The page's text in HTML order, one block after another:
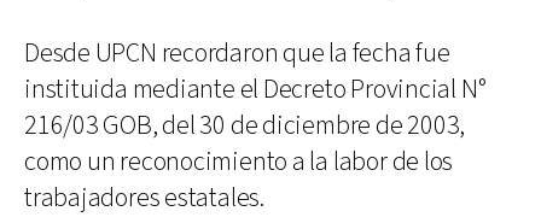
Desde UPCN recordaron que la fecha fue
instituida mediante el Decreto Provincial N°
216/03 GOB, del 30 de diciembre de 2003,
como un reconocimiento a la labor de los
trabajadores estatales.